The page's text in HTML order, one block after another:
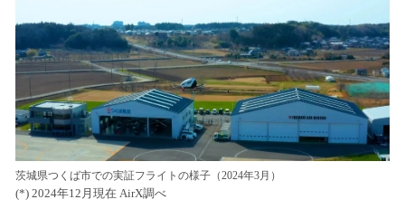
茨城県つくば市での実証フライトの様子（2024年3月）
(*) 2024年12月現在 AirX調べ